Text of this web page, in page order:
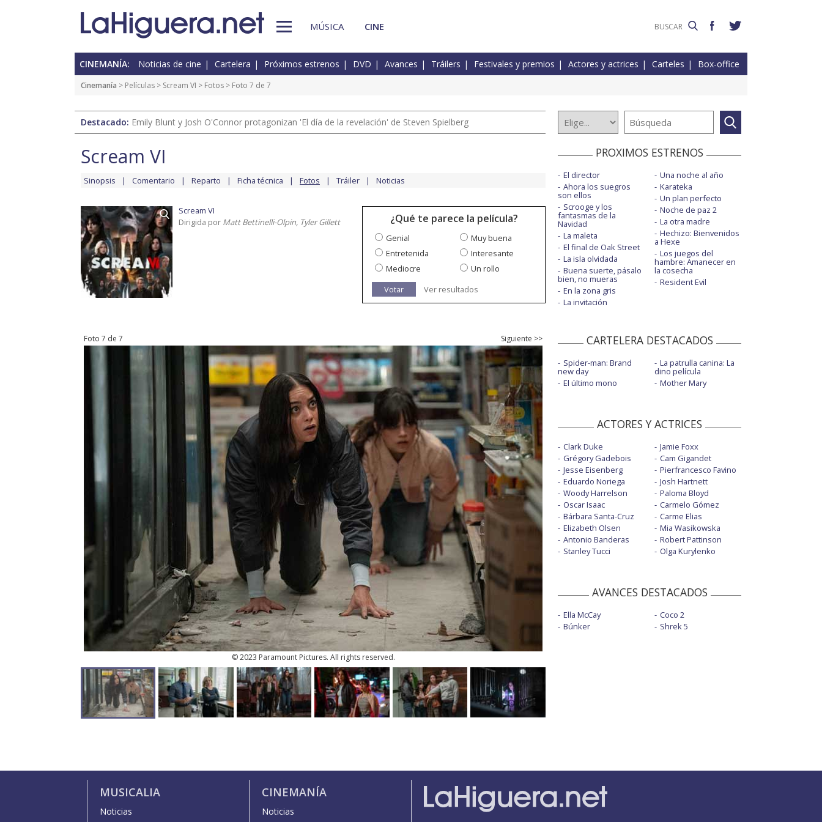
MÚSICA CINE
CINEMANÍA: Noticias de cine Cartelera Próximos estrenos DVD Avances Tráilers Festivales y premios Actores y actrices Carteles Box-office
Cinemanía > Películas > Scream VI > Fotos > Foto 7 de 7
Destacado: Emily Blunt y Josh O'Connor protagonizan 'El día de la revelación' de Steven Spielberg
Scream VI
Sinopsis Comentario Reparto Ficha técnica Fotos Tráiler Noticias
Scream VI
Dirigida por Matt Bettinelli-Olpin, Tyler Gillett ¿Qué te parece la película?
Genial
Muy buena
Entretenida
Interesante
Mediocre
Un rollo
Votar
Ver resultados
Foto 7 de 7 Siguiente >>
© 2023 Paramount Pictures. All rights reserved.
PROXIMOS ESTRENOS
El director
Ahora los suegros
son ellos
Scrooge y los
fantasmas de la
Navidad
La maleta
El final de Oak Street
La isla olvidada
Buena suerte, pásalo
bien, no mueras
En la zona gris
La invitación
Una noche al año
Karateka
Un plan perfecto
Noche de paz 2
La otra madre
Hechizo: Bienvenidos
a Hexe
Los juegos del
hambre: Amanecer en
la cosecha
Resident Evil
CARTELERA DESTACADOS
Spider-man: Brand
new day
El último mono
La patrulla canina: La
dino película
Mother Mary
ACTORES Y ACTRICES
Clark Duke
Grégory Gadebois
Jesse Eisenberg
Eduardo Noriega
Woody Harrelson
Oscar Isaac
Bárbara Santa-Cruz
Elizabeth Olsen
Antonio Banderas
Stanley Tucci
Jamie Foxx
Cam Gigandet
Pierfrancesco Favino
Josh Hartnett
Paloma Bloyd
Carmelo Gómez
Carme Elias
Mia Wasikowska
Robert Pattinson
Olga Kurylenko
AVANCES DESTACADOS
Ella McCay
Búnker
Coco 2
Shrek 5
MUSICALIA
Noticias
CINEMANÍA
Noticias